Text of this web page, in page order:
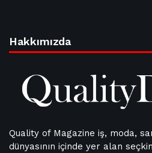
Hakkımızda
Quality of Magazine iş, moda,
dünyasının içinde yer alan